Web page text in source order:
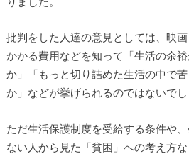
批判をした人達の意見としては、映
かかる費用などを知って「生活の余
か」「もっと切り詰めた生活の中で
か」などが挙げられるのではないでし
ただ生活保護制度を受給する条件や
ない人から見た「貧困」への考え方